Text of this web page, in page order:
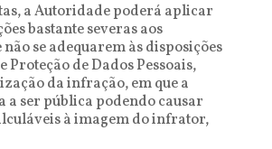
a Autoridade poderá aplicar
bastante severas aos
se adequarem às disposições
Proteção de Dados Pessoais,
da infração, em que a
a ser pública podendo causar
à imagem do infrator,